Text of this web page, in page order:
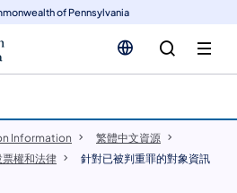
of Pennsylvania
Information
​繁體中文資源
票權和法律 針對已被判重罪的對象資訊